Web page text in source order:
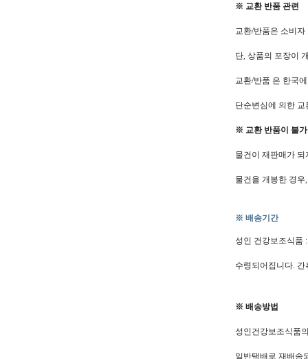
※ 교환 반품 관련
교환/반품은 소비
단, 상품의 포장이
교환/반품 은 한국
단순변심에 의한
※ 교환 반품이 불
물건이 재판매가
물건을 개봉한 경
※ 배송기간
성인 건강보조식품
수령되어집니다.
※ 배송방법
성인건강보조식품
일반택배로 재배송